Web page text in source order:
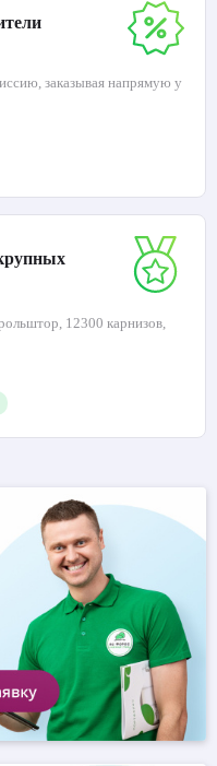
заказывая напрямую у
12300 карнизов,